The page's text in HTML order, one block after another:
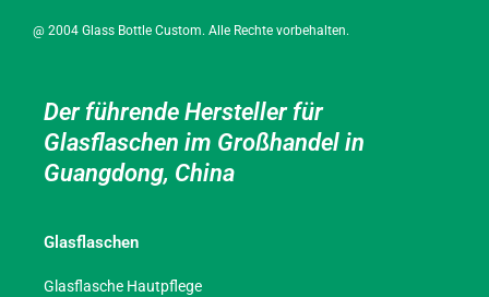
@ 2004 Glass Bottle Custom. Alle Rechte vorbehalten.
Der führende Hersteller für
Glasflaschen im Großhandel in
Guangdong, China
Glasflaschen
Glasflasche Hautpflege